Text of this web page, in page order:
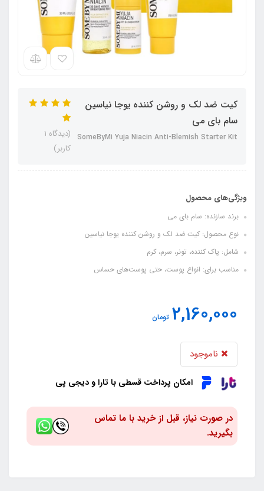
کیت ضد لک و روشن کننده یوجا نیاسین
سام بای می
SomeByMi Yuja Niacin Anti-Blemish Starter Kit
(دیدگاه 1
کاربر)
ویژگی‌های محصول
برند سازنده: سام بای می
نوع محصول: کیت ضد لک و روشن کننده یوجا نیاسین
شامل: پاک کننده، تونر، سرم، کرم
مناسب برای: انواع پوست، حتی پوست‌های حساس
2,160,000 تومان
ناموجود
امکان پرداخت قسطی با تارا و دیجی پی
در صورت نیاز، قبل از خرید با ما تماس
بگیرید.